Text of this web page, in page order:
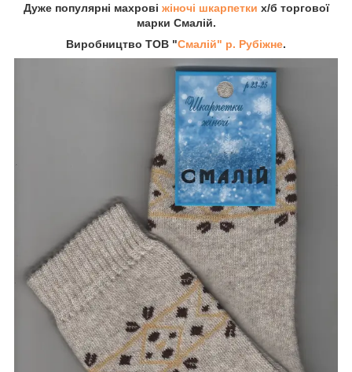
Дуже популярні махрові жіночі шкарпетки х/б торгової
марки Смалій.
Виробництво ТОВ "Смалій" р. Рубіжне.